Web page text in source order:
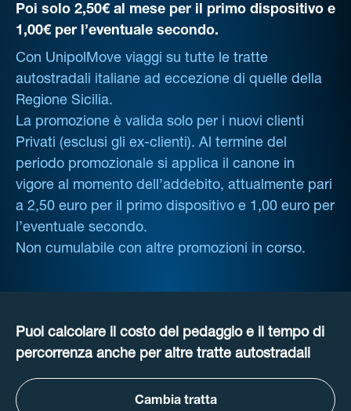
Poi solo 2,50€ al mese per il primo dispositivo e
1,00€ per l’eventuale secondo.
Con UnipolMove viaggi su tutte le tratte
autostradali italiane ad eccezione di quelle della
Regione Sicilia.
La promozione è valida solo per i nuovi clienti
Privati (esclusi gli ex-clienti). Al termine del
periodo promozionale si applica il canone in
vigore al momento dell’addebito, attualmente pari
a 2,50 euro per il primo dispositivo e 1,00 euro per
l’eventuale secondo.
Non cumulabile con altre promozioni in corso.
Puoi calcolare il costo del pedaggio e il tempo di
percorrenza anche per altre tratte autostradali
Cambia tratta